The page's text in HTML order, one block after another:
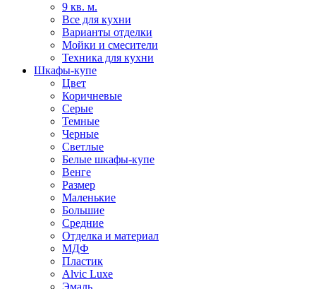
9 кв. м.
Все для кухни
Варианты отделки
Мойки и смесители
Техника для кухни
Шкафы-купе
Цвет
Коричневые
Серые
Темные
Черные
Светлые
Белые шкафы-купе
Венге
Размер
Маленькие
Большие
Средние
Отделка и материал
МДФ
Пластик
Alvic Luxe
Эмаль